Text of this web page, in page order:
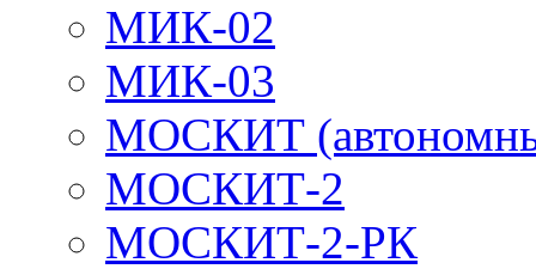
МИК-02
МИК-03
МОСКИТ
МОСКИТ-2
МОСКИТ-2-РК